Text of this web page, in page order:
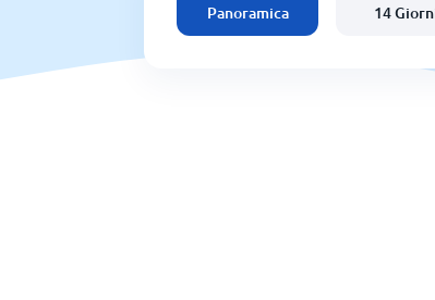
Panoramica 14